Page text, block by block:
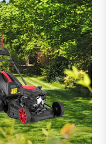
بمحول
ترددي؟
دليل
شامل
للمشترين